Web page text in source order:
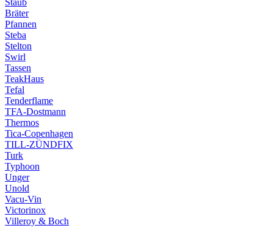
Staub
Bräter
Pfannen
Steba
Stelton
Swirl
Tassen
TeakHaus
Tefal
Tenderflame
TFA-Dostmann
Thermos
Tica-Copenhagen
TILL-ZÜNDFIX
Turk
Typhoon
Unger
Unold
Vacu-Vin
Victorinox
Villeroy & Boch